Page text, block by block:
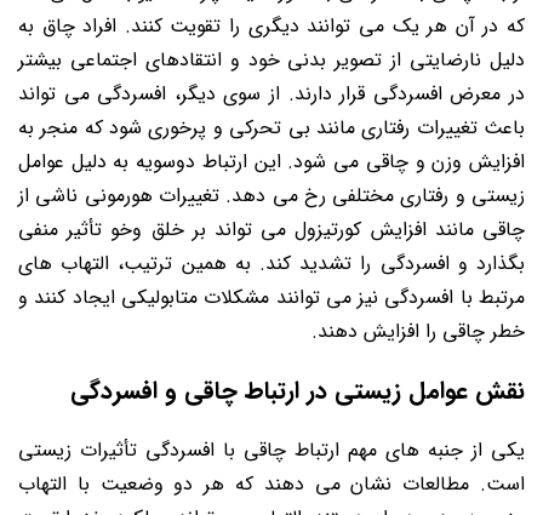
که در آن هر یک می توانند دیگری را تقویت کنند. افراد چاق به
دلیل نارضایتی از تصویر بدنی خود و انتقادهای اجتماعی بیشتر
در معرض افسردگی قرار دارند. از سوی دیگر، افسردگی می تواند
باعث تغییرات رفتاری مانند بی تحرکی و پرخوری شود که منجر به
افزایش وزن و چاقی می شود. این ارتباط دوسویه به دلیل عوامل
زیستی و رفتاری مختلفی رخ می دهد. تغییرات هورمونی ناشی از
چاقی مانند افزایش کورتیزول می تواند بر خلق وخو تأثیر منفی
بگذارد و افسردگی را تشدید کند. به همین ترتیب، التهاب های
مرتبط با افسردگی نیز می توانند مشکلات متابولیکی ایجاد کنند و
خطر چاقی را افزایش دهند.
نقش عوامل زیستی در ارتباط چاقی و افسردگی
یکی از جنبه های مهم ارتباط چاقی با افسردگی تأثیرات زیستی
است. مطالعات نشان می دهند که هر دو وضعیت با التهاب